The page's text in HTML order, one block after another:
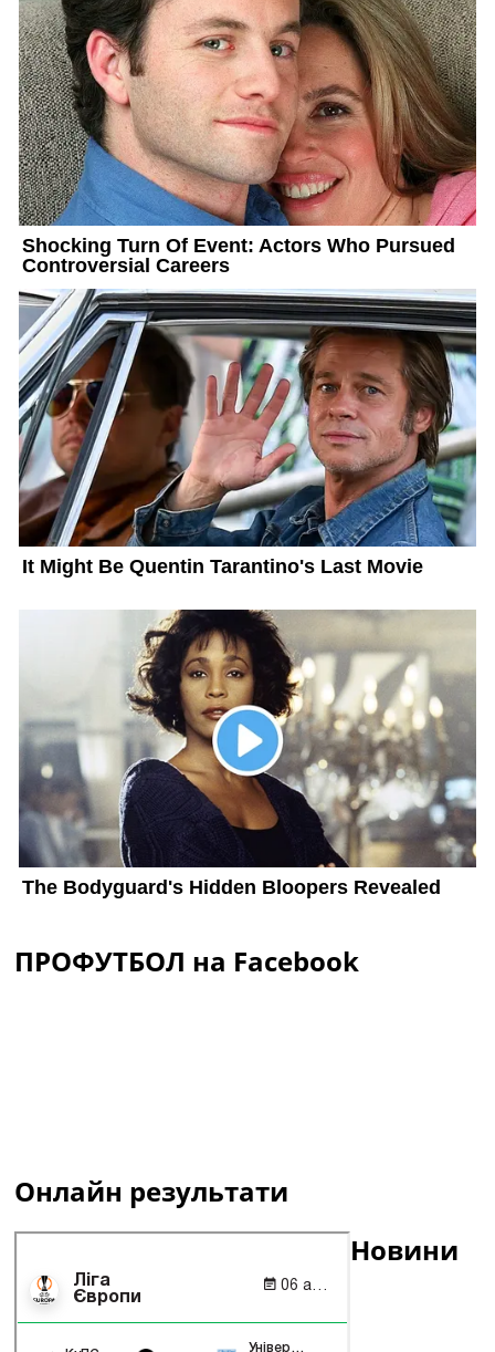
ПРОФУТБОЛ на Facebook
Онлайн результати
Новини